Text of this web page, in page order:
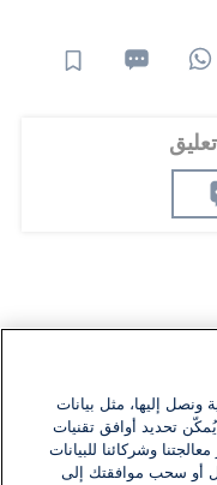
الأول!
ونصل إليها، مثل بيانات
تحديد أوافق تقنيات
وشركائنا للبيانات
أو سحب موافقتك إلى